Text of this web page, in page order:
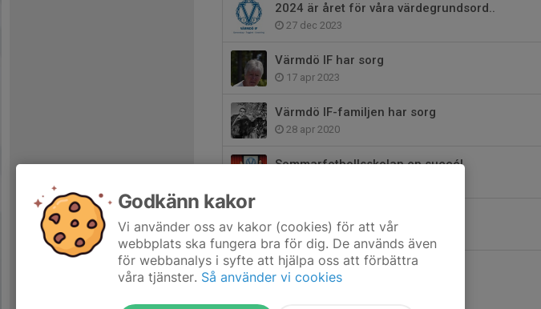
2024 är året för våra värdegrundsord..
27 dec 2023
Värmdö IF har sorg
17 apr 2023
Värmdö IF-familjen har sorg
28 apr 2020
Sommarfotbollsskolan en succé!
12 jun 2015
Godkänn kakor
Vi använder oss av kakor (cookies) för att vår
webbplats ska fungera bra för dig. De används även
för webbanalys i syfte att hjälpa oss att förbättra
våra tjänster. Så använder vi cookies